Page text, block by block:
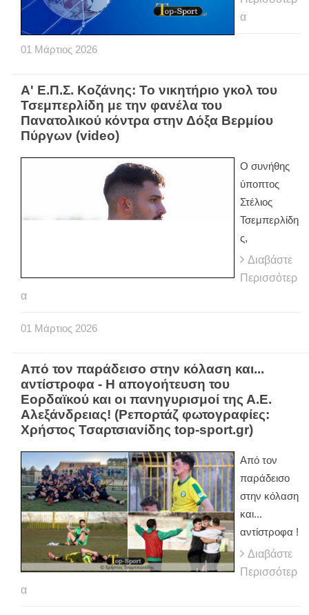
α
01 Μάρτιος 2026
Α' Ε.Π.Σ. Κοζάνης: Το νικητήριο γκολ του
Τσεμπερλίδη με την φανέλα του
Πανατολικού κόντρα στην Δόξα Βερμίου
Πύργων (video)
Ο συνήθης
ύποπτος
Στέλιος
Τσεμπερλίδη
ς,
Διαβάστε
Περισσότερ
α
01 Μάρτιος 2026
Από τον παράδεισο στην κόλαση και...
αντίστροφα - Η απογοήτευση του
Εορδαϊκού και οι πανηγυρισμοί της Α.Ε.
Αλεξάνδρειας! (Ρεπορτάζ φωτογραφίες:
Χρήστος Τσαρτσιανίδης top-sport.gr)
Από τον
παράδεισο
στην κόλαση
και...
αντίστροφα !
Διαβάστε
Περισσότερ
α